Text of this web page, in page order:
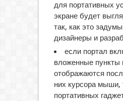
для портативных
экране будет
так, как это
дизайнеры и
если портал
вложенные пункты
отображаются
них курсора мыши,
портативных